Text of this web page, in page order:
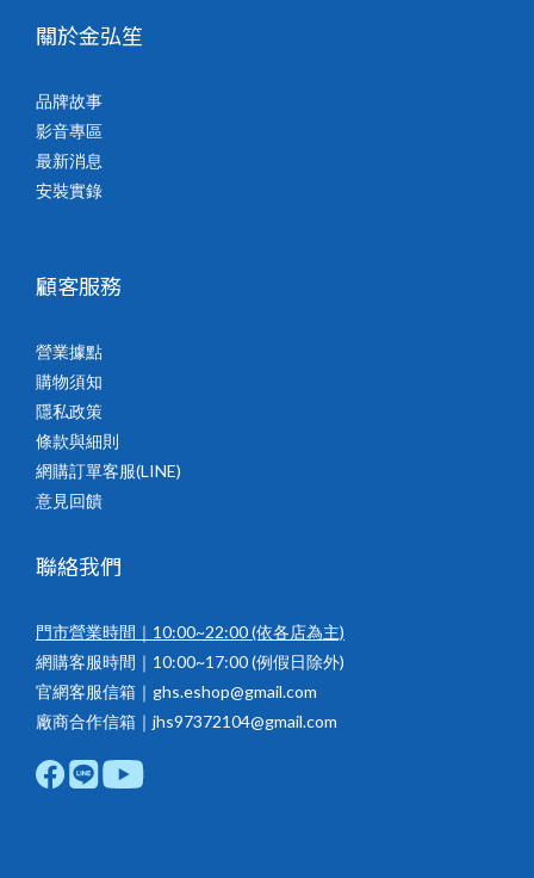
關於金弘笙
品牌故事
影音專區
最新消息
安裝實錄
顧客服務
營業據點
購物須知
隱私政策
條款與細則
網購訂單客服(LINE)
意見回饋
聯絡我們
門市營業時間｜10:00~22:00(依各店為主)
網購客服時間｜10:00~17:00 (例假日除外)
官網客服信箱｜ghs.eshop@gmail.com
廠商合作信箱｜jhs97372104@gmail.com